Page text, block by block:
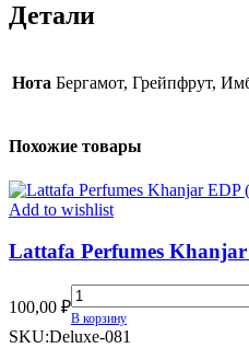
Детали
Нота Бергамот, Грейпфрут,
Похожие товары
Add to wishlist
Lattafa Perfumes
100,00 ₽
Lattafa
Perfumes
Khanjar
В корзину
SKU:Deluxe-081